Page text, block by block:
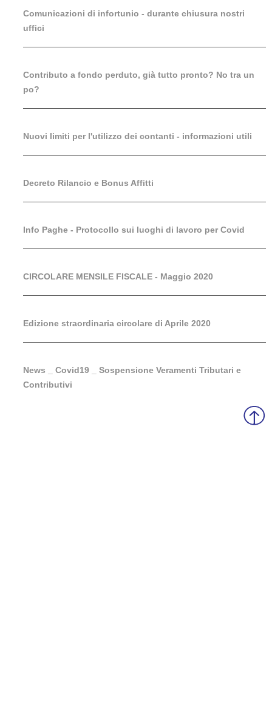
Comunicazioni di infortunio - durante chiusura nostri
uffici
Contributo a fondo perduto, già tutto pronto? No tra un
po?
Nuovi limiti per l'utilizzo dei contanti - informazioni utili
Decreto Rilancio e Bonus Affitti
Info Paghe - Protocollo sui luoghi di lavoro per Covid
CIRCOLARE MENSILE FISCALE - Maggio 2020
Edizione straordinaria circolare di Aprile 2020
News _ Covid19 _ Sospensione Veramenti Tributari e
Contributivi